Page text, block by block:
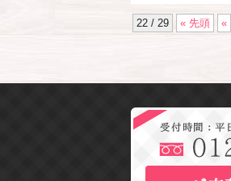
22 / 29 « 先頭 «